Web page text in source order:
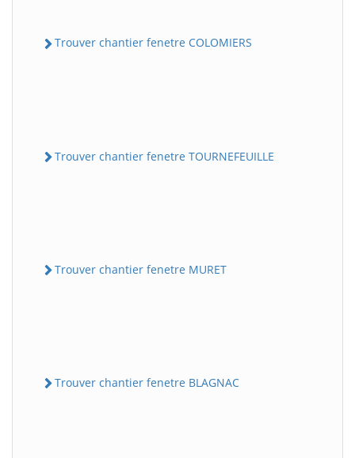
Trouver chantier fenetre COLOMIERS
Trouver chantier fenetre TOURNEFEUILLE
Trouver chantier fenetre MURET
Trouver chantier fenetre BLAGNAC